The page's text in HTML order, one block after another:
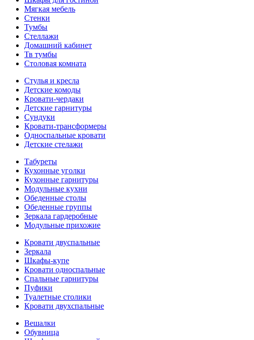
Мягкая мебель
Стенки
Тумбы
Стеллажи
Домашний кабинет
Тв тумбы
Столовая комната
Стулья и кресла
Детские комоды
Кровати-чердаки
Детские гарнитуры
Сундуки
Кровати-трансформеры
Односпальные кровати
Детские стелажи
Табуреты
Кухонные уголки
Кухонные гарнитуры
Модульные кухни
Обеденные столы
Обеденные группы
Зеркала гардеробные
Модульные прихожие
Кровати двуспальные
Зеркала
Шкафы-купе
Кровати односпальные
Спальные гарнитуры
Пуфики
Туалетные столики
Кровати двухспальные
Вешалки
Обувница